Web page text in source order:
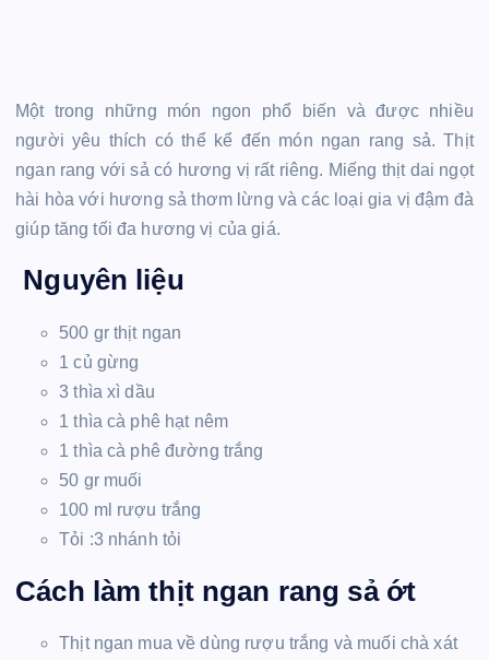
Một trong những món ngon phổ biến và được nhiều
người yêu thích có thể kể đến món ngan rang sả. Thịt
ngan rang với sả có hương vị rất riêng. Miếng thịt dai ngọt
hài hòa với hương sả thơm lừng và các loại gia vị đậm đà
giúp tăng tối đa hương vị của giá.
Nguyên liệu
500 gr thịt ngan
1 củ gừng
3 thìa xì dầu
1 thìa cà phê hạt nêm
1 thìa cà phê đường trắng
50 gr muối
100 ml rượu trắng
Tỏi :3 nhánh tỏi
Cách làm thịt ngan rang sả ớt
Thịt ngan mua về dùng rượu trắng và muối chà xát